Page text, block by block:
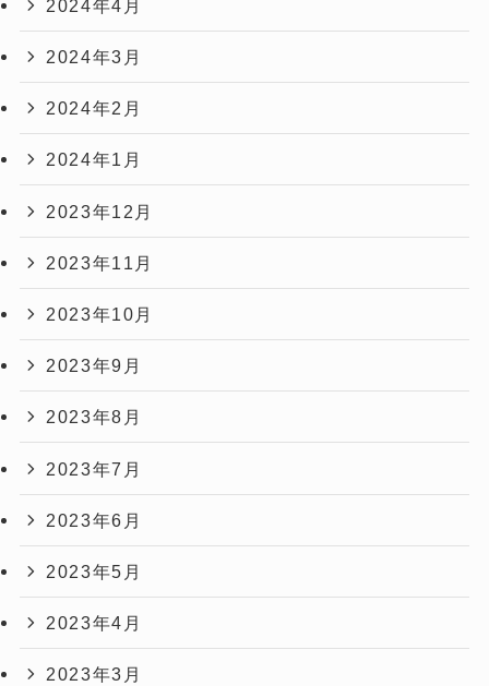
2024年4月
2024年3月
2024年2月
2024年1月
2023年12月
2023年11月
2023年10月
2023年9月
2023年8月
2023年7月
2023年6月
2023年5月
2023年4月
2023年3月